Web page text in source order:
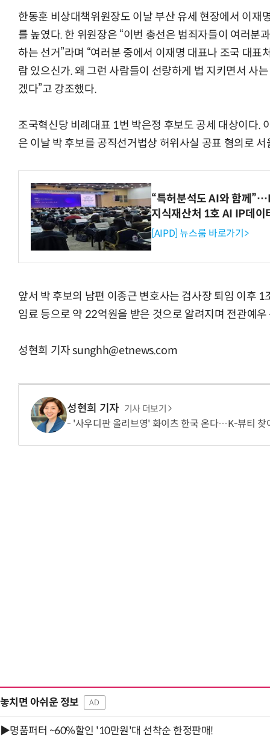
한동훈 비상대책위원장도 이날 부산 유세 현장에서 이재
를 높였다. 한 위원장은 “이번 총선은 범죄자들이 여러분
하는 선거”라며 “여러분 중에서 이재명 대표나 조국 대표
람 있으신가. 왜 그런 사람들이 선량하게 법 지키면서 사
겠다”고 강조했다.
조국혁신당 비례대표 1번 박은정 후보도 공세 대상이다.
은 이날 박 후보를 공직선거법상 허위사실 공표 혐의로
“특허분석도 AI와 함께
지식재산처 1호 AI IP데이
[AIPD] 뉴스룸 바로가기>
앞서 박 후보의 남편 이종근 변호사는 검사장 퇴임 이후
임료 등으로 약 22억원을 받은 것으로 알려지며 전관예우
성현희 기자 sunghh@etnews.com
성현희 기자 기사 더보기
'사우디판 올리브영' 화이츠 한국 온다…K-뷰티 찾
놓치면 아쉬운 정보 AD
▶명품퍼터 ~60%할인 '10만원'대 선착순 한정판매!